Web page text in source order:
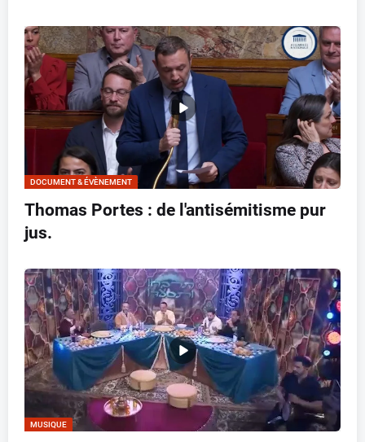
DOCUMENT & ÉVÈNEMENT
Thomas Portes : de l'antisémitisme pur
jus.
MUSIQUE